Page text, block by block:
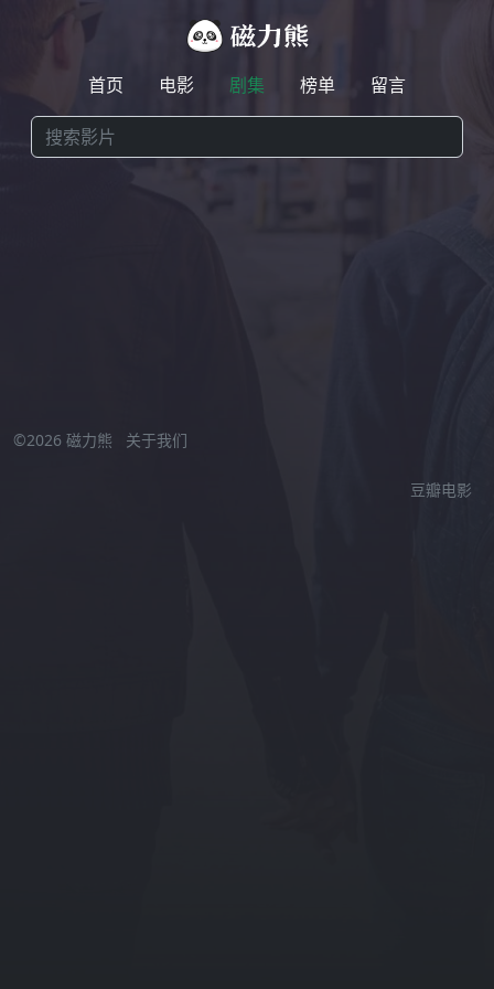
首页 电影 剧集 榜单 留言
©2026 磁力熊 关于我们
豆瓣电影